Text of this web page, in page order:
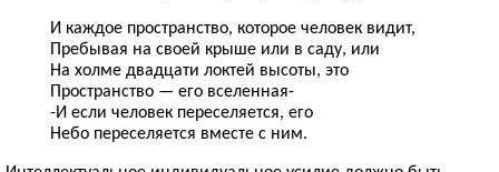
И каждое пространство, которое человек видит,
Пребывая на своей крыше или в саду, или
На холме двадцати локтей высоты, это
Пространство — его вселенная-
-И если человек переселяется, его
Небо переселяется вместе с ним.